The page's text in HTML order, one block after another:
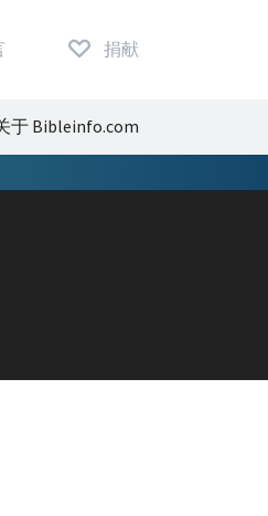
捐献
于 Bibleinfo.com